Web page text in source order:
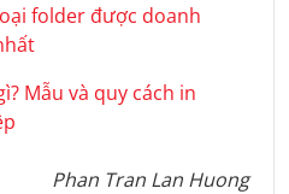
folder được doanh
Mẫu và quy cách in
Phan Tran Lan Huong